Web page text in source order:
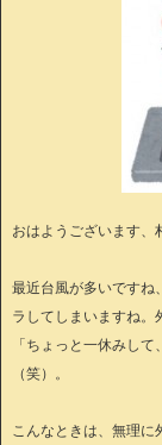
おはようございます、
最近台風が多いですね
ラしてしまいますね。
「ちょっと一休みし
（笑）。
こんなときは、無理に